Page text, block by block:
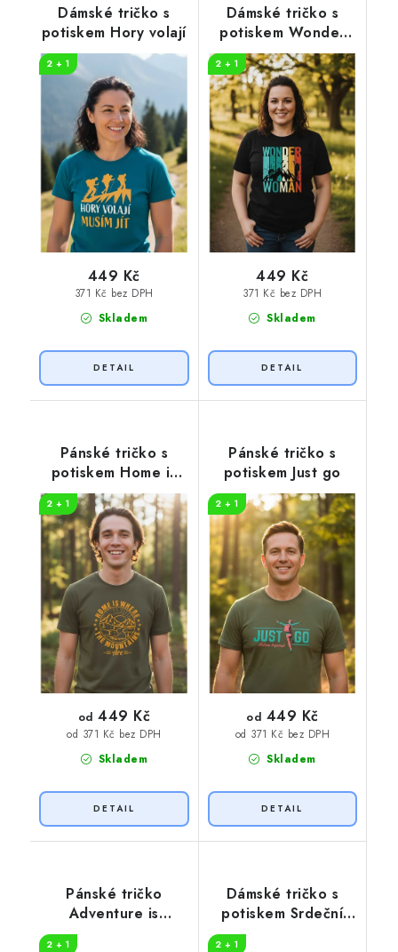
Dámské tričko s
potiskem Hory volají
2 + 1
Skladem
371 Kč bez DPH
449 Kč
Dámské tričko s
potiskem Wonder
woman
2 + 1
Skladem
371 Kč bez DPH
449 Kč
Pánské tričko s
potiskem Home is
where
2 + 1
Skladem
od 371 Kč bez DPH
od 449 Kč
Pánské tričko s
potiskem Just go
2 + 1
Skladem
od 371 Kč bez DPH
od 449 Kč
Pánské tričko
Adventure is
worthwhile
2 + 1
Dámské tričko s
potiskem Srdeční
tep horolezec
2 + 1